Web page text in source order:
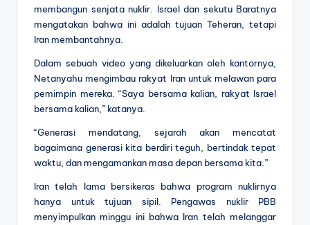
membangun senjata nuklir. Israel dan sekutu Baratnya
mengatakan bahwa ini adalah tujuan Teheran, tetapi
Iran membantahnya.
Dalam sebuah video yang dikeluarkan oleh kantornya,
Netanyahu mengimbau rakyat Iran untuk melawan para
pemimpin mereka. “Saya bersama kalian, rakyat Israel
bersama kalian,” katanya.
“Generasi mendatang, sejarah akan mencatat
bagaimana generasi kita berdiri teguh, bertindak tepat
waktu, dan mengamankan masa depan bersama kita.”
Iran telah lama bersikeras bahwa program nuklirnya
hanya untuk tujuan sipil. Pengawas nuklir PBB
menyimpulkan minggu ini bahwa Iran telah melanggar